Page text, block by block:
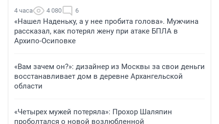
4 часа 4 080 6
«Нашел Наденьку, а у нее пробита голова». Мужчина
рассказал, как потерял жену при атаке БПЛА в
Архипо-Осиповке
«Вам зачем он?»: дизайнер из Москвы за свои деньги
восстанавливает дом в деревне Архангельской
области
«Четырех мужей потеряла»: Прохор Шаляпин
проболтался о новой возлюбленной